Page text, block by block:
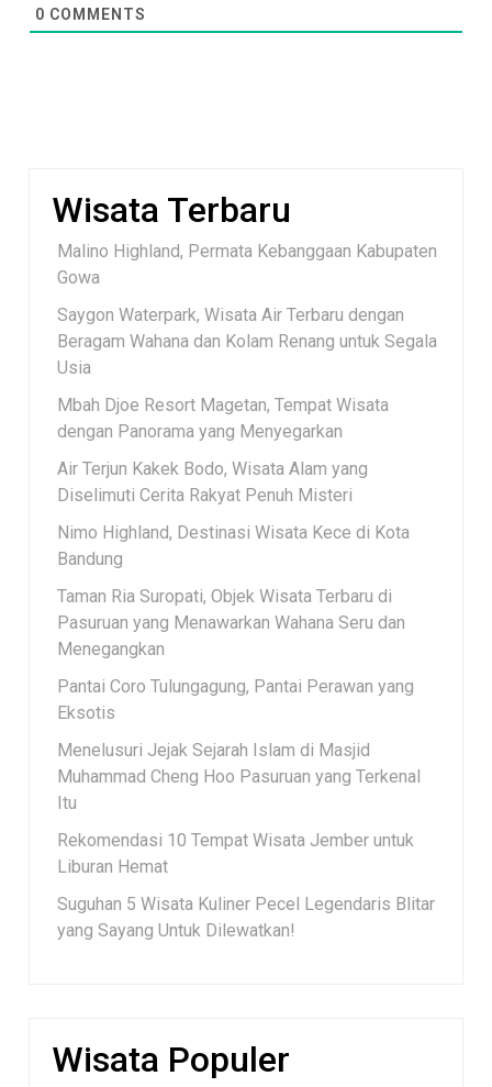
0 COMMENTS
Wisata Terbaru
Malino Highland, Permata Kebanggaan Kabupaten
Gowa
Saygon Waterpark, Wisata Air Terbaru dengan
Beragam Wahana dan Kolam Renang untuk Segala
Usia
Mbah Djoe Resort Magetan, Tempat Wisata
dengan Panorama yang Menyegarkan
Air Terjun Kakek Bodo, Wisata Alam yang
Diselimuti Cerita Rakyat Penuh Misteri
Nimo Highland, Destinasi Wisata Kece di Kota
Bandung
Taman Ria Suropati, Objek Wisata Terbaru di
Pasuruan yang Menawarkan Wahana Seru dan
Menegangkan
Pantai Coro Tulungagung, Pantai Perawan yang
Eksotis
Menelusuri Jejak Sejarah Islam di Masjid
Muhammad Cheng Hoo Pasuruan yang Terkenal
Itu
Rekomendasi 10 Tempat Wisata Jember untuk
Liburan Hemat
Suguhan 5 Wisata Kuliner Pecel Legendaris Blitar
yang Sayang Untuk Dilewatkan!
Wisata Populer